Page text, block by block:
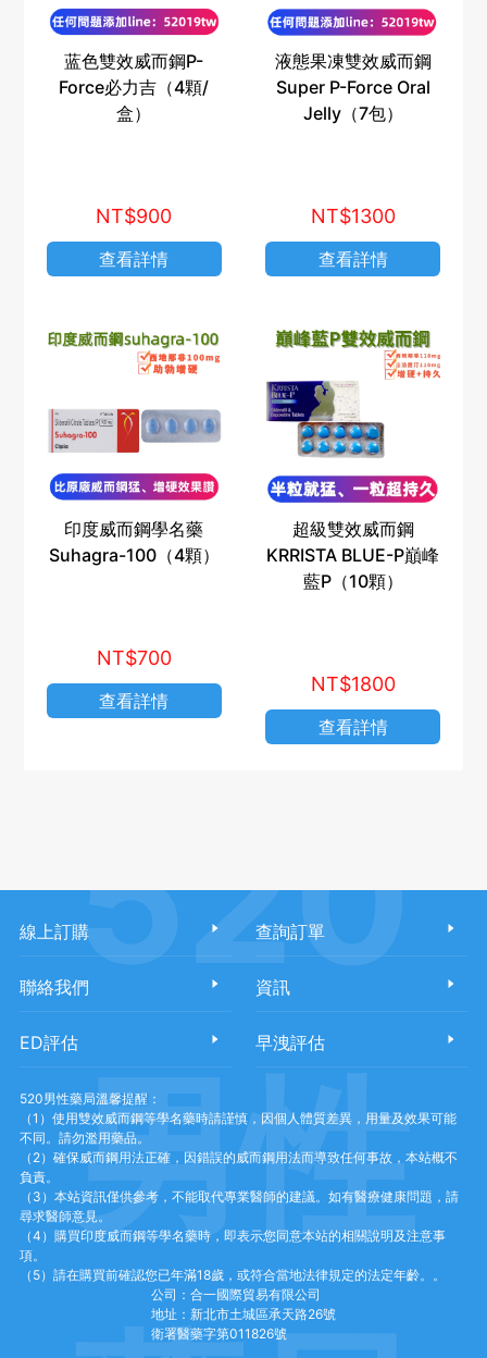
蓝色雙效威而鋼P-
Force必力吉（4顆/
盒）
NT$900
查看詳情
液態果凍雙效威而鋼
Super P-Force Oral
Jelly（7包）
NT$1300
查看詳情
印度威而鋼學名藥
Suhagra-100（4顆）
NT$700
查看詳情
超級雙效威而鋼
KRRISTA BLUE-P巔峰
藍P（10顆）
NT$1800
查看詳情
線上訂購 查詢訂單
聯絡我們 資訊
ED評估 早洩評估
520男性藥局溫馨提醒：
（1）使用雙效威而鋼等學名藥時請謹慎，因個人體質差異，用量及效果可能
不同。請勿濫用藥品。
（2）確保威而鋼用法正確，因錯誤的威而鋼用法而導致任何事故，本站概不
負責。
（3）本站資訊僅供參考，不能取代專業醫師的建議。如有醫療健康問題，請
尋求醫師意見。
（4）購買印度威而鋼等學名藥時，即表示您同意本站的相關說明及注意事
項。
（5）請在購買前確認您已年滿18歲，或符合當地法律規定的法定年齡。。
公司：合一國際貿易有限公司
地址：新北市土城區承天路26號
衛署醫藥字第011826號
520
男性